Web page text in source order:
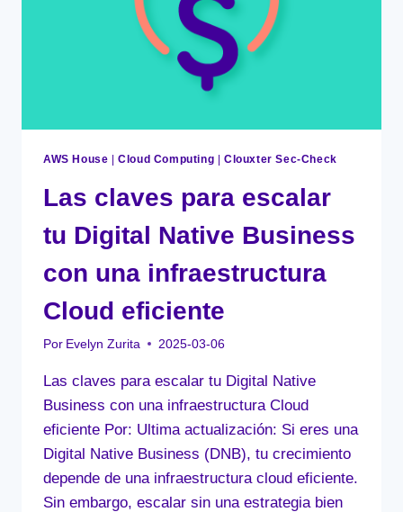
AHORRA
SACRIFICAR
RENDIMIENTO
AWS House |Cloud Computing |Clouxter Sec-Check
Las claves para escalar
tu Digital Native Business
con una infraestructura
Cloud eficiente
Por Evelyn Zurita 2025-03-06
Las claves para escalar tu Digital Native
Business con una infraestructura Cloud
eficiente Por: Ultima actualización: Si eres una
Digital Native Business (DNB), tu crecimiento
depende de una infraestructura cloud eficiente.
Sin embargo, escalar sin una estrategia bien